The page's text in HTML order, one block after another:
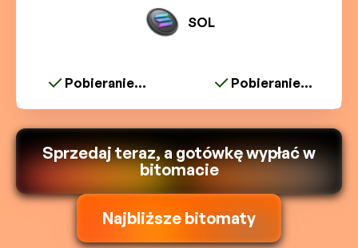
SOL
Pobieranie... Pobieranie...
Sprzedaj teraz, a gotówkę wypłać w
bitomacie
Najbliższe bitomaty